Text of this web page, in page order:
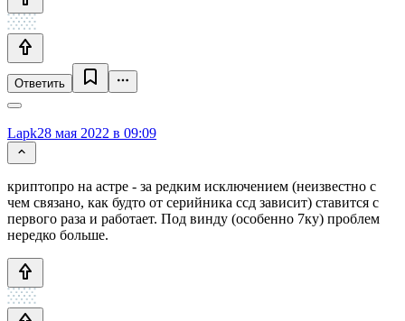
Ответить
Lapk28 мая 2022 в 09:09
криптопро на астре - за редким исключением (неизвестно с
чем связано, как будто от серийника ссд зависит) ставится с
первого раза и работает. Под винду (особенно 7ку) проблем
нередко больше.